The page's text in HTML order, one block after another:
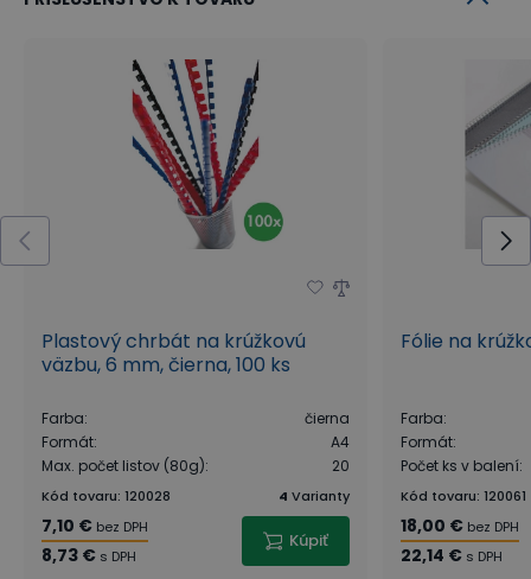
Plastový chrbát na krúžkovú
väzbu, 6 mm, čierna, 100 ks
Farba:
čierna
Formát:
A4
Max. počet listov (80g): 20
Kód tovaru: 120028 4 Varianty
7,10 € bez DPH
8,73 € s DPH
Kúpiť
Fólie na
Farba:
Formát:
Počet ks v balení:
Kód tovaru: 120061
18,00 € bez DPH
22,14 € s DPH